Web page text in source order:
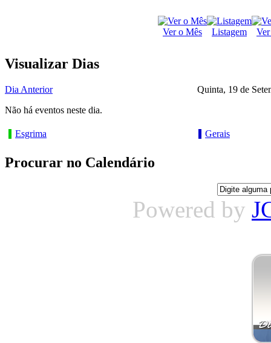
Ver o Mês Listagem
Visualizar Dias
Dia Anterior
Quinta, 19 de
Não há eventos neste dia.
Esgrima Gerais
Procurar no Calendário
Powered by